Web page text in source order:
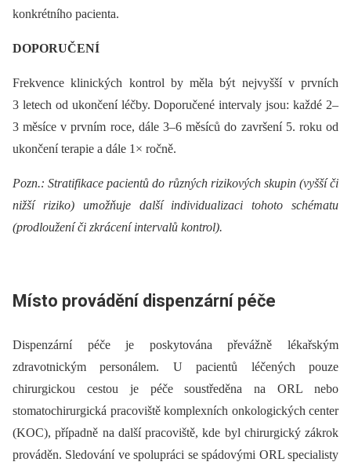
konkrétního pacienta.
DOPORUČENÍ
Frekvence klinických kontrol by měla být nejvyšší v prvních
3 letech od ukončení léčby. Doporučené intervaly jsou: každé 2–
3 měsíce v prvním roce, dále 3–6 měsíců do završení 5. roku od
ukončení terapie a dále 1× ročně.
Pozn.: Stratifikace pacientů do různých rizikových skupin (vyšší či
nižší riziko) umožňuje další individualizaci tohoto schématu
(prodloužení či zkrácení intervalů kontrol).
Místo provádění dispenzární péče
Dispenzární péče je poskytována převážně lékařským
zdravotnickým personálem. U pacientů léčených pouze
chirurgickou cestou je péče soustředěna na ORL nebo
stomatochirurgická pracoviště komplexních onkologických center
(KOC), případně na další pracoviště, kde byl chirurgický zákrok
prováděn. Sledování ve spolupráci se spádovými ORL specialisty